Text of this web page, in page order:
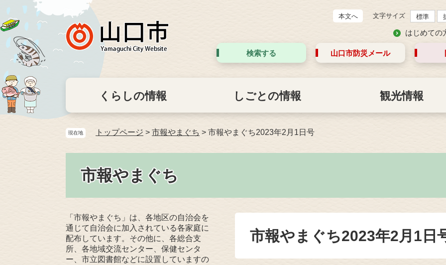
本文へ 文字サイズ 標準
はじめての
検索する 山口市防災 メール
くらしの情報 しごとの情報 観光情報
現在地 トップページ > 市報やまぐち > 市報やまぐち2023年2月1日号
市報やまぐち
市報やまぐち2023年2月1日
「市報やまぐち」は、各地区の自治会を
通じて自治会に加入されている各家庭に
配布しています。その他に、各総合支
所、各地域交流センター、保健センタ
ー、市立図書館などに設置していますの